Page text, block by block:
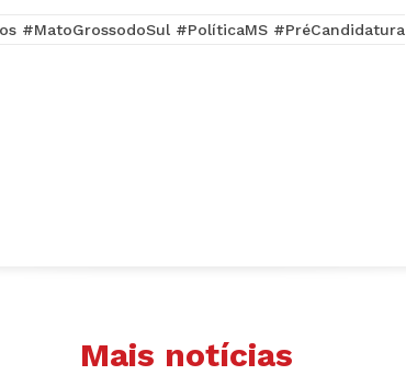
#MatoGrossodoSul #PolíticaMS #PréCandidatura
Mais notícias